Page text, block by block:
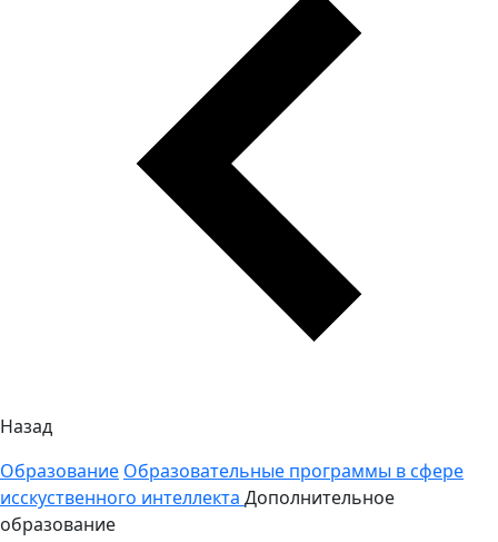
Назад
Образование Образовательные программы в сфере
исскуственного интеллекта Дополнительное
образование